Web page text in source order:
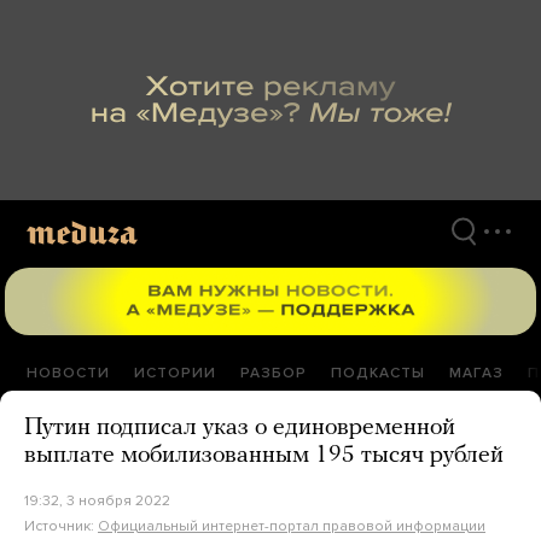
НОВОСТИ ИСТОРИИ РАЗБОР ПОДКАСТЫ МАГАЗ
Путин подписал указ о единовременной
выплате мобилизованным 195 тысяч рублей
19:32, 3 ноября 2022
Источник: Официальный интернет-портал правовой информации